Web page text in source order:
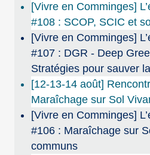
[Vivre en Comminges]
#108 : SCOP, SCIC et
[Vivre en Comminges]
#107 : DGR - Deep
Stratégies pour sauver
[12-13-14 août]
Maraîchage sur Sol
[Vivre en Comminges]
#106 : Maraîchage sur
communs